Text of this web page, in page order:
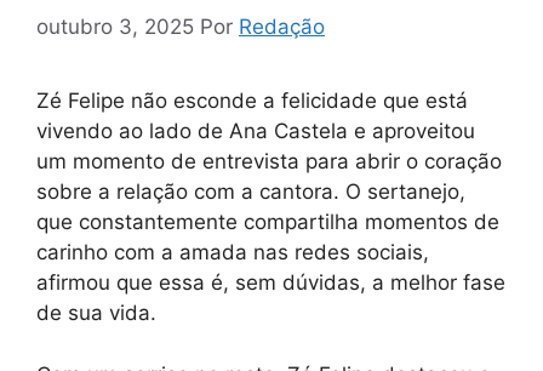
outubro 3, 2025 Por Redação
Zé Felipe não esconde a felicidade que está
vivendo ao lado de Ana Castela e aproveitou
um momento de entrevista para abrir o coração
sobre a relação com a cantora. O sertanejo,
que constantemente compartilha momentos de
carinho com a amada nas redes sociais,
afirmou que essa é, sem dúvidas, a melhor fase
de sua vida.